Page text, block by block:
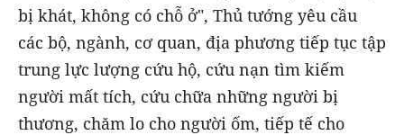
bị khát, không có chỗ ở", Thủ tướng yêu cầu
các bộ, ngành, cơ quan, địa phương tiếp tục tập
trung lực lượng cứu hộ, cứu nạn tìm kiếm
người mất tích, cứu chữa những người bị
thương, chăm lo cho người ốm, tiếp tế cho